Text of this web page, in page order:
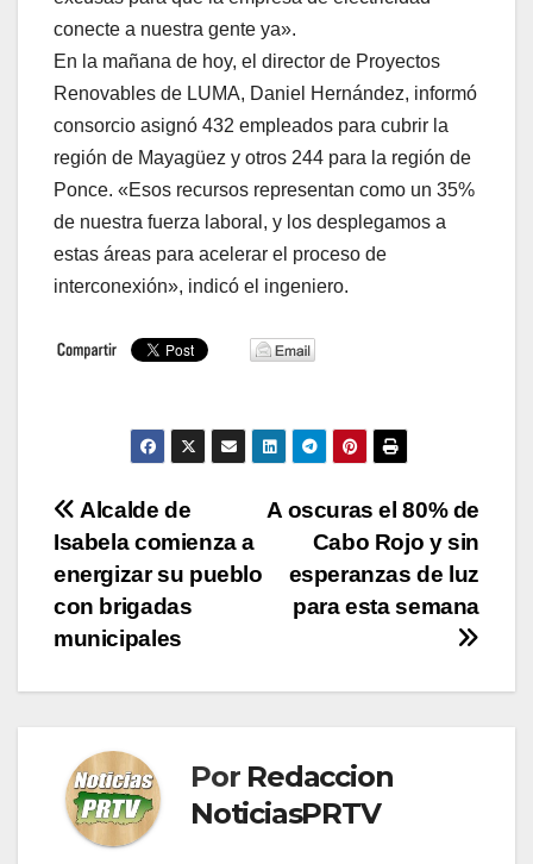
conecte a nuestra gente ya».
En la mañana de hoy, el director de Proyectos
Renovables de LUMA, Daniel Hernández, informó
consorcio asignó 432 empleados para cubrir la
región de Mayagüez y otros 244 para la región de
Ponce. «Esos recursos representan como un 35%
de nuestra fuerza laboral, y los desplegamos a
estas áreas para acelerar el proceso de
interconexión», indicó el ingeniero.
Navegación
de
entradas
A oscuras el 80% de
Cabo Rojo y sin
esperanzas de luz
para esta semana
Alcalde de
Isabela comienza a
energizar su pueblo
con brigadas
municipales
Por Redaccion
NoticiasPRTV